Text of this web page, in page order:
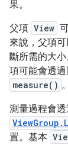
果。
父項 View
來說，父項
斷所需的大
項可能會透
measure() 。
測量過程會透
置。基本